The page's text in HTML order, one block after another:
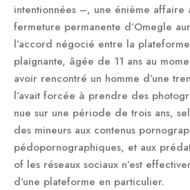
intentionnées –, une énième affaire
fermeture permanente d’Omegle
l’accord négocié entre la
plaignante, âgée de 11 ans au
avoir rencontré un homme d’une
l’avait forcée à prendre des
nue sur une période de trois ans,
des mineurs aux contenus
pédopornographiques, et aux
of les réseaux sociaux n’est
d’une plateforme en particulier.